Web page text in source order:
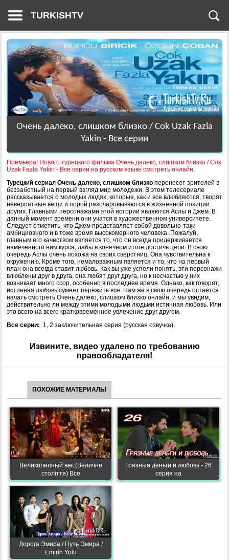
TURKISHTV
Очень далеко, слишком близко / Cok Uzak Fazla
Yakin - Все серии
Премьера! Нового турецкого фильма Очень далеко, слишком близко / Cok
Uzak Fazla Yakin - Все серии на русском языке смотреть онлайн.
Турецкий сериал Очень далеко, слишком близко перенесет зрителей в
беззаботный на первый взгляд мир молодежи. В этом телесериале
рассказывается о молодых людях, которые, как и все влюбляются, творят
невероятные вещи и порой разочаровываются в жизненной позиции
других. Главными персонажами этой истории являются Аслы и Джем. В
данный момент времени они учатся в художественном университете.
Следует отметить, что Джем представляет собой довольно-таки
амбициозного и в тоже время высокомерного человека. Пожалуй,
главным его качеством является то, что он всегда придерживается
намеченного ним курса, дабы в конечном итоге достичь цели. В свою
очередь Аслы очень похожа на своих сверстниц. Она чувствительна к
окружению. Кроме того, немаловажным является и то, что на первый
план она всегда ставит любовь. Как вы уже успели понять, эти персонажи
влюблены друг в друга, она любят друг друга, но к несчастью у них
возникает много ссор, особенно в последнее время. Однако, как говорят,
истинная любовь сумеет пережить все. Нам же в свою очередь остается
начать смотреть Очень далеко, слишком близко онлайн, и мы увидим,
действительно ли между этими молодыми людьми истинная любовь. Или
это всего на всего кратковременное увлечение друг другом.
Все серии: 1, 2 заключительная серия (русская озвучка).
Извините, видео удалено по требованию
правообладателя!
ПОХОЖИЕ МАТЕРИАЛЫ
Великолепный век (Величне
століття) Все
Грязные деньги и любовь - 26
серия на
Дорога Эмира / Путь Эмира /
Emirin Yolu